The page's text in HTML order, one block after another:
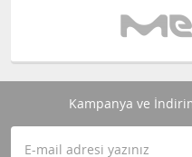
Kampanya ve